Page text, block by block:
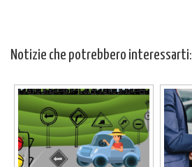
Notizie che potrebbero interessarti: